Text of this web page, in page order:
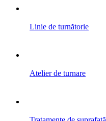
Linie de turnătorie
Atelier de turnare